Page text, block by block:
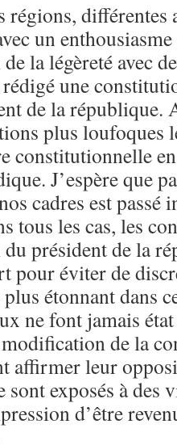
régions, différentes
un
la légèreté avec
une
de la république.
plus loufoques
constitutionnelle
J’espère que
cadres est passé
tous les cas, les
président de la
pour éviter de
étonnant dans
ne font jamais
modification de la
affirmer leur
exposés à des
d’être